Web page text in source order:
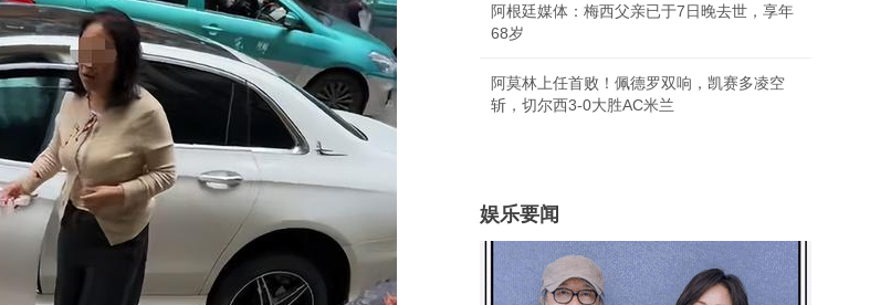
阿根廷媒体：梅西父亲已于7日晚去世，享年
68岁
阿莫林上任首败！佩德罗双响，凯赛多凌空
斩，切尔西3-0大胜AC米兰
娱乐要闻